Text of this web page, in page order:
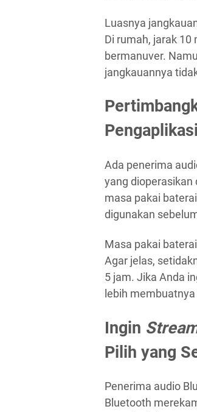
Luasnya
Di rumah, jarak
bermanuver.
jangkauannya
Ada penerima
yang dioperasikan
masa pakai
digunakan
Masa pakai
Agar jelas,
5 jam. Jika Anda
lebih
Ingin
Pilih yang
Penerima audio
Bluetooth